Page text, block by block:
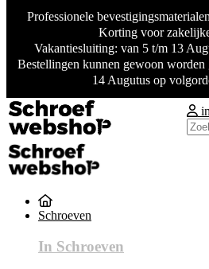
Professionele
Korting voor
Vakantiesluiting: van 5 t/m 13
Bestellingen kunnen gewoon worden
14 Augutus op
Schroeven
In Schroeven